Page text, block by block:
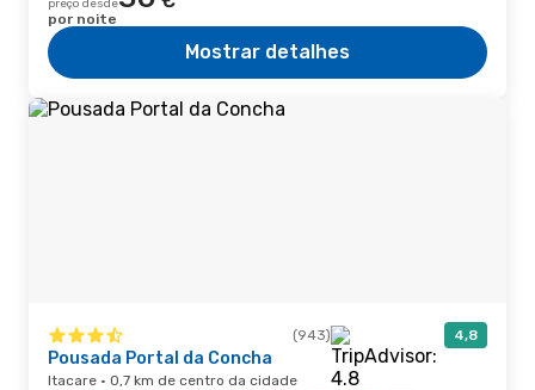
preço desde
por noite
Mostrar detalhes
(943) 4,8
Pousada Portal da Concha
Itacare · 0,7 km de centro da cidade